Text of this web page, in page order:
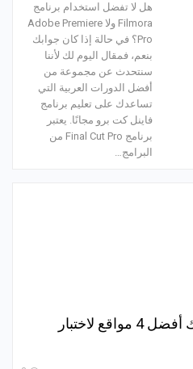
هل لا تفضل استخدام برنامج
Filmora ولا Adobe Premiere
Pro؟ في حالة إذا كان جوابك
بنعم، فمقال اليوم لك لأننا
سنتحدث عن مجموعة من
أفضل الدورات العربية التي
تساعدك على تعليم برنامج
فاينل كت برو مجانًا. يعتبر
برنامج Final Cut Pro من
البرامج…
هل تدرس Anatomy؟ إليك أفضل 4 مواقع لاختبار